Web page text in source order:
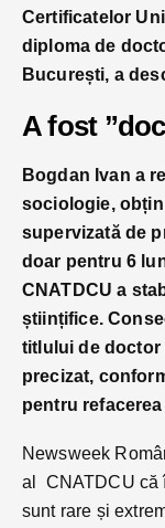
Certificatelor
diploma de
București, a
A fost
Bogdan Ivan a
sociologie,
supervizată de
doar pentru 6
CNATDCU a
științifice.
titlului de doctor
precizat,
pentru
Newsweek
al CNATDCU că
sunt rare și